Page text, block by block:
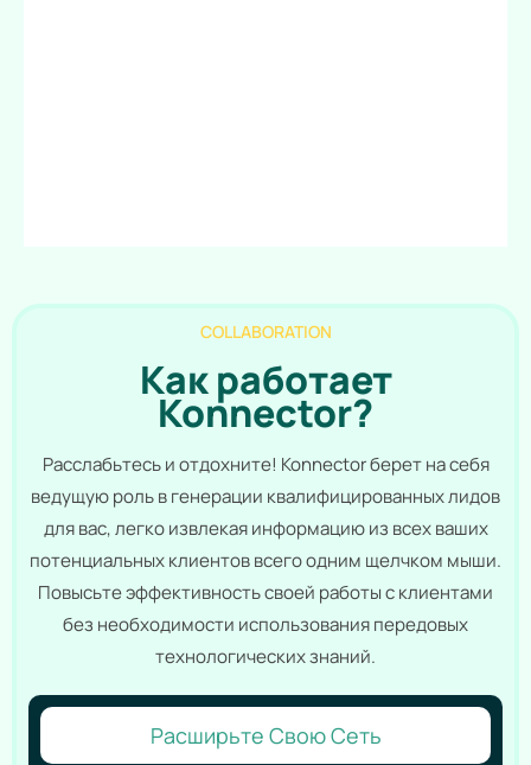
COLLABORATION
Как работает
Konnector?
Расслабьтесь и отдохните! Konnector берет на себя
ведущую роль в генерации квалифицированных лидов
для вас, легко извлекая информацию из всех ваших
потенциальных клиентов всего одним щелчком мыши.
Повысьте эффективность своей работы с клиентами
без необходимости использования передовых
технологических знаний.
Расширьте Свою Сеть